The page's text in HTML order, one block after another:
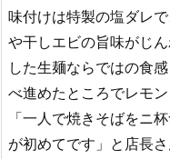
味付けは特製の塩ダレ
や干しエビの旨味がじ
した生麺ならではの食
べ進めたところでレモ
「一人で焼きそばをニ
が初めてです」と店長